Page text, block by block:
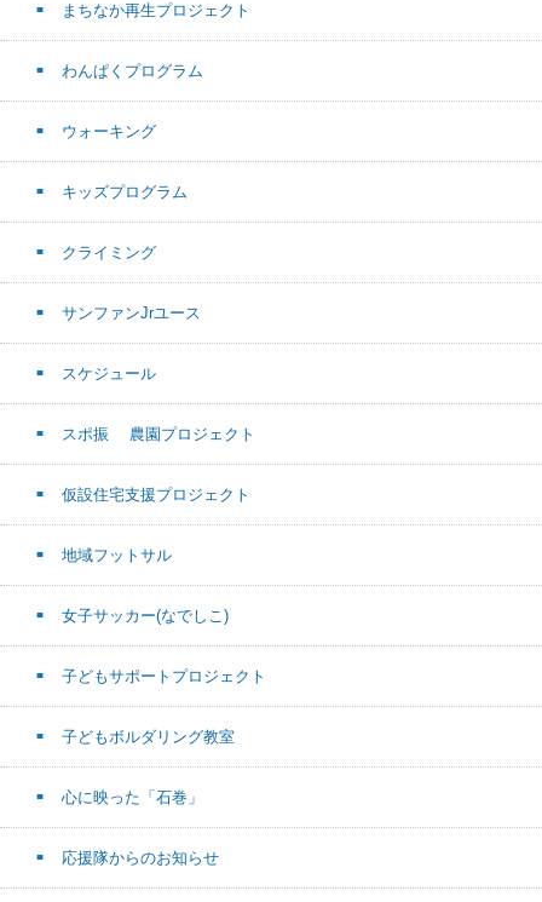
まちなか再生プロジェクト
わんぱくプログラム
ウォーキング
キッズプログラム
クライミング
サンファンJrユース
スケジュール
スポ振 農園プロジェクト
仮設住宅支援プロジェクト
地域フットサル
女子サッカー(なでしこ)
子どもサポートプロジェクト
子どもボルダリング教室
心に映った「石巻」
応援隊からのお知らせ